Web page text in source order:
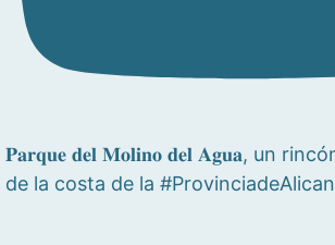
𝐏𝐚𝐫𝐪𝐮𝐞 𝐝𝐞𝐥 𝐌𝐨𝐥𝐢𝐧𝐨 𝐝𝐞𝐥 𝐀𝐠𝐮𝐚, un
de la costa de la